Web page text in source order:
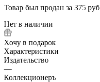
Товар был продан за 375 руб
Нет в наличии
Хочу в подарок
Характеристики
Издательство
—
Коллекционеръ